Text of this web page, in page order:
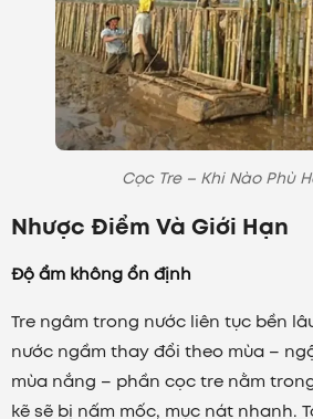
Cọc Tre – Khi Nào Phù
Nhược Điểm Và Giới Hạn
Độ ẩm không ổn định
Tre ngâm trong nước liên tục bền
nước ngầm thay đổi theo mùa –
mùa nắng – phần cọc tre nằm
kẽ sẽ bị nấm mốc, mục nát nhanh.